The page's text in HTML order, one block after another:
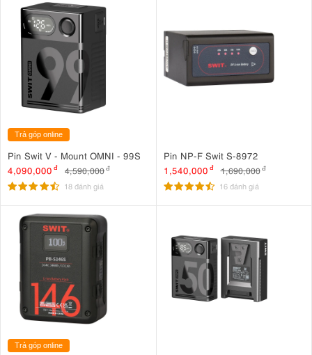
Trả góp online
Pin Swit V - Mount OMNI - 99S
4,090,000 đ 4,590,000đ
18 đánh giá
Pin NP-F Swit S-8972
1,540,000 đ 1,690,000 đ
16 đánh giá
Trả góp online